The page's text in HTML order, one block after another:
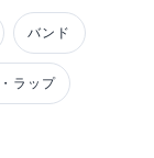
バンド
ラップ